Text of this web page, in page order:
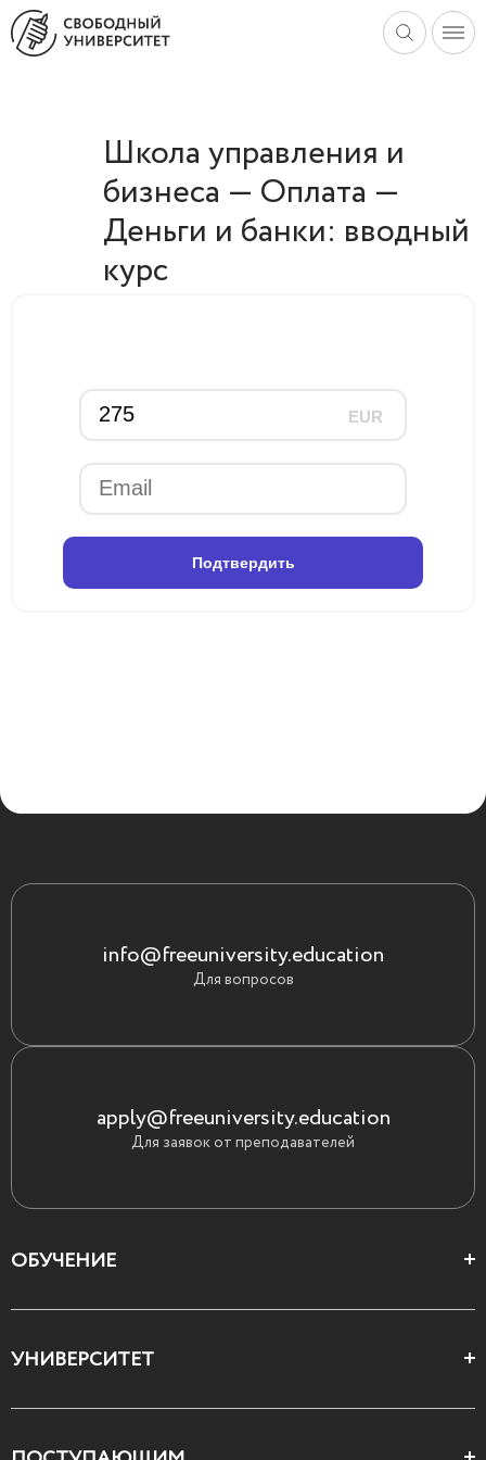
Школа управления и
бизнеса — Оплата —
Деньги и банки: вводный
курс
EUR
Подтвердить
info@freeuniversity.education
Для вопросов
apply@freeuniversity.education
Для заявок от преподавателей
ОБУЧЕНИЕ
Все курсы
УНИВЕРСИТЕТ